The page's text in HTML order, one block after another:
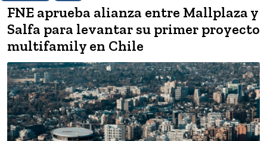
FNE aprueba alianza entre Mallplaza y
Salfa para levantar su primer proyecto
multifamily en Chile